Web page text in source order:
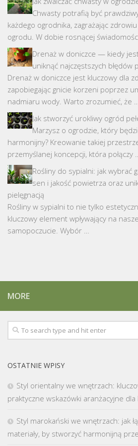
Chwasty potrafią być
każdego ogrodnika, zagrażając
ogrodu. W dobie rosnącej
Drenaż w doniczce — kiedy
uniknąć najczęstszych błędów
Drenaż w doniczce jest kluczowy dla
zapobiegając gnicie korzeni poprzez
nadmiaru wody. Warto zrozumieć, że
Jak stworzyć urokliwy ogród
Marzysz o ogrodzie, który
harmonijny? Kreowanie takiej
przemyślanej koncepcji, która połączy
Rośliny do sypialni: jak wybrać
sen i jakość powietrza oraz
pielęgnacją
Rośliny w sypialni to nie tylko
kluczowy element wpływający na
samopoczucie. Wybór …
MORE
OSTATNIE WPISY
Styl orientalny we wnętrzach:
praktyczne wskazówki aranżacyjne
Styl marokański we wnętrzach: jak
materiały, by stworzyć harmonijną